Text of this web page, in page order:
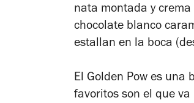
nata montada y
chocolate blanco
estallan en la boca
El Golden Pow es una
favoritos son el que